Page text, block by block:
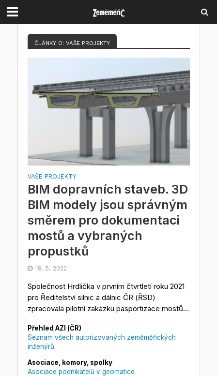
ČLÁNKY O: VAŠE PROJEKTY
VAŠE PROJEKTY
BIM dopravních staveb. 3D
BIM modely jsou správným
směrem pro dokumentaci
mostů a vybraných
propustků
18. 5. 2022
Společnost Hrdlička v prvním čtvrtletí roku 2021
pro Ředitelství silnic a dálnic ČR (ŘSD)
zpracovala pilotní zakázku pasportizace mostů...
Přehled AZI (ČR)
Seznam všech autorizovaných zeměměřických
inženýrů
Asociace, komory, spolky
Asociace podnikatelů v geomatice